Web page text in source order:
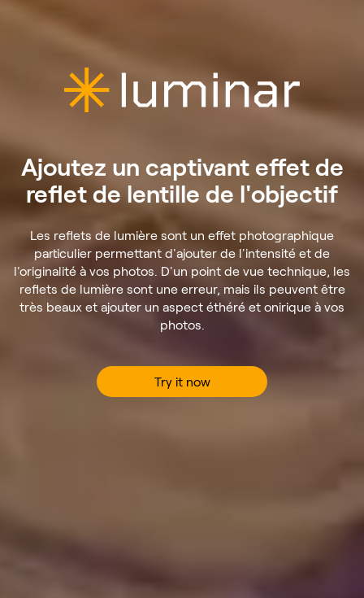
Ajoutez un captivant effet de
reflet de lentille de l'objectif
Les reflets de lumière sont un effet photographique
particulier permettant d'ajouter de l'intensité et de
l'originalité à vos photos. D'un point de vue technique, les
reflets de lumière sont une erreur, mais ils peuvent être
très beaux et ajouter un aspect éthéré et onirique à vos
photos.
Try it now